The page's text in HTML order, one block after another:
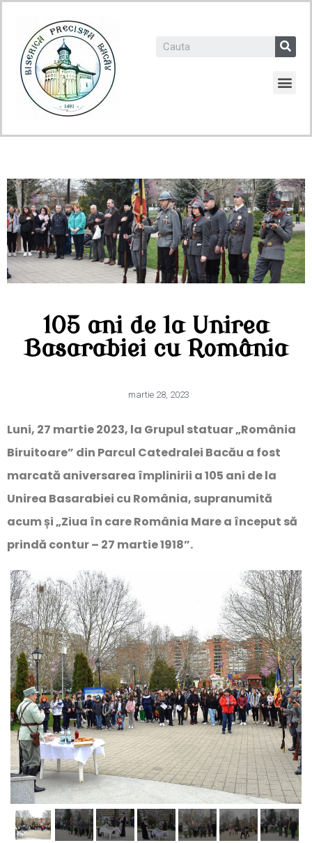
105 ani de la Unirea
Basarabiei cu România
martie 28, 2023
Luni, 27 martie 2023, la Grupul statuar „România
Biruitoare” din Parcul Catedralei Bacău a fost
marcată aniversarea împlinirii a 105 ani de la
Unirea Basarabiei cu România, supranumită
acum și „Ziua în care România Mare a început să
prindă contur – 27 martie 1918”.